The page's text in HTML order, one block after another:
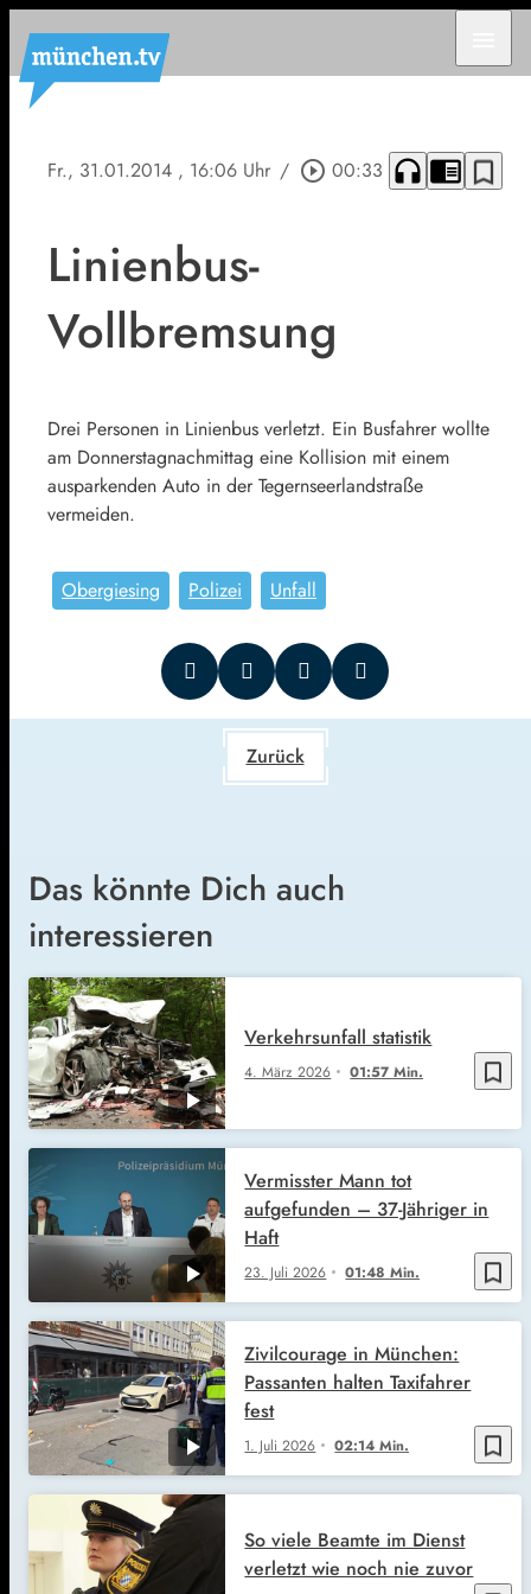
Fr., 31.01.2014 , 16:06 Uhr / play_circle_outline 00:33 headphones chrome_reader_mode bookmark_border
Linienbus-
Vollbremsung
Drei Personen in Linienbus verletzt. Ein Busfahrer wollte
am Donnerstagnachmittag eine Kollision mit einem
ausparkenden Auto in der Tegernseerlandstraße
vermeiden.
Obergiesing Polizei Unfall
Zurück
Das könnte Dich auch
interessieren
bookmark_border
4. März 2026 01:57 Min.
Verkehrsunfall statistik
bookmark_border
23. Juli 2026 01:48 Min.
Vermisster Mann tot
aufgefunden – 37-Jähriger in
Haft
bookmark_border
1. Juli 2026 02:14 Min.
Zivilcourage in München:
Passanten halten Taxifahrer
fest
So viele Beamte im Dienst
verletzt wie noch nie zuvor